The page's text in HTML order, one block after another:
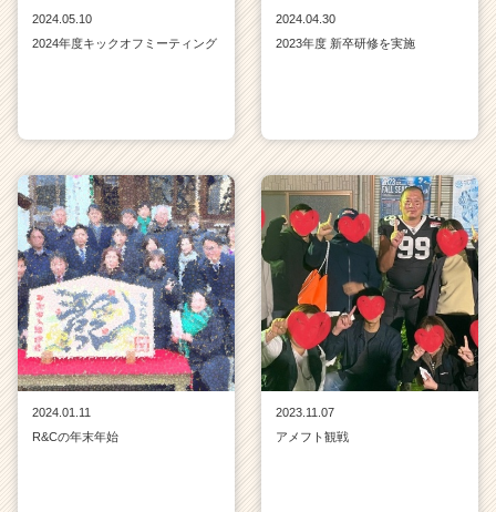
2024.05.10
2024年度キックオフミーティング
2024.04.30
2023年度 新卒研修を実施
2024.01.11
R&Cの年末年始
2023.11.07
アメフト観戦